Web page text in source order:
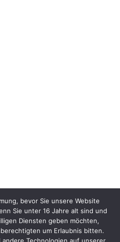
bevor Sie unsere Website
Sie unter 16 Jahre alt sind und
Diensten geben möchten,
um Erlaubnis bitten.